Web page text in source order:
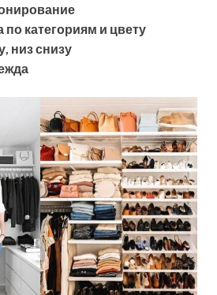
категориям и цвету
низ снизу